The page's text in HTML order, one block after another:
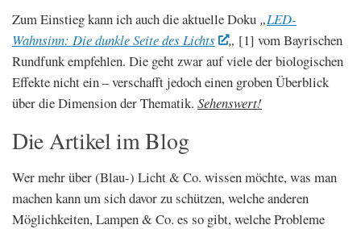
Zum Einstieg kann ich auch die aktuelle Doku „LED-
Wahnsinn: Die dunkle Seite des Lichts
„ [1] vom Bayrischen
Rundfunk empfehlen. Die geht zwar auf viele der biologischen
Effekte nicht ein – verschafft jedoch einen groben Überblick
über die Dimension der Thematik. Sehenswert!
Die Artikel im Blog
Wer mehr über (Blau-) Licht & Co. wissen möchte, was man
machen kann um sich davor zu schützen, welche anderen
Möglichkeiten, Lampen & Co. es so gibt, welche Probleme